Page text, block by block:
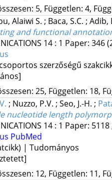
5, Független: 4,
Alaiwi S. ; Baca, S.C. ; Adib,
and functional
14: 1 Paper: 346
szerzőségű
25, Független: 18,
; Nuzzo, P.V. ; Seo, J.-H. ;
nucleotide length
14: 1 Paper: 5118
PubMed
| Tudományos
12, Független: 11,